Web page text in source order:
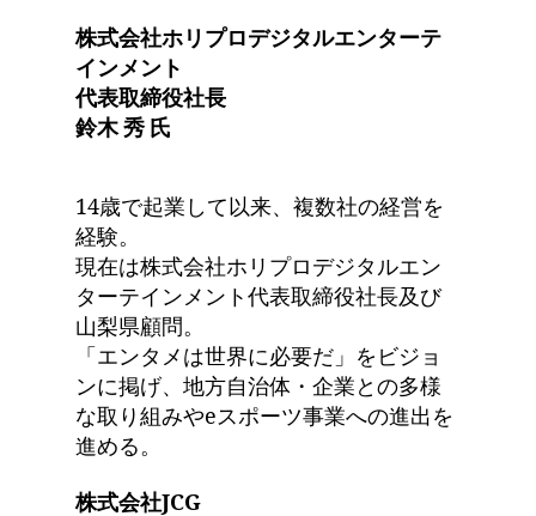
株式会社ホリプロデジタルエンターテ
インメント
代表取締役社長
鈴木 秀 氏
14歳で起業して以来、複数社の経営を
経験。
現在は株式会社ホリプロデジタルエン
ターテインメント代表取締役社長及び
山梨県顧問。
「エンタメは世界に必要だ」をビジョ
ンに掲げ、地方自治体・企業との多様
な取り組みやeスポーツ事業への進出を
進める。
株式会社JCG